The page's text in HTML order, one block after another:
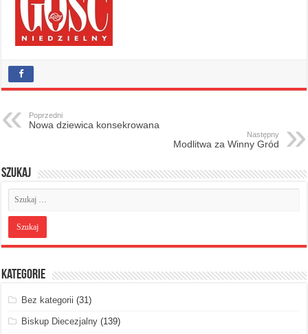
Poprzedni
Nowa dziewica konsekrowana
Następny
Modlitwa za Winny Gród
Szukaj
Kategorie
Bez kategorii (31)
Biskup Diecezjalny (139)